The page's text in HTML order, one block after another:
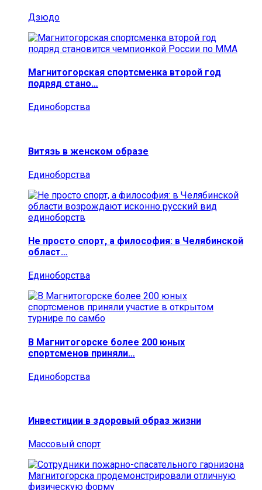
Дзюдо
Магнитогорская спортсменка второй год
подряд стано…
Единоборства
Витязь в женском образе
Единоборства
Не просто спорт, а философия: в Челябинской
област…
Единоборства
В Магнитогорске более 200 юных
спортсменов приняли…
Единоборства
Инвестиции в здоровый образ жизни
Массовый спорт